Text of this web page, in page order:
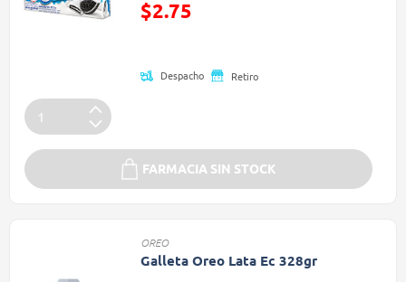
Precio reducido de
$2.75
Despacho Retiro
FARMACIA SIN STOCK
OREO
Galleta Oreo Lata Ec 328gr